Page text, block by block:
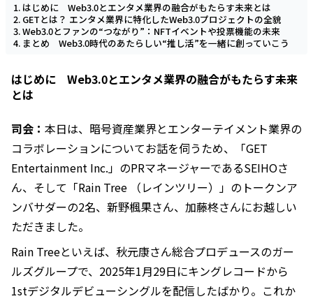
はじめに Web3.0とエンタメ業界の融合がもたらす未来とは
GETとは？ エンタメ業界に特化したWeb3.0プロジェクトの全貌
Web3.0とファンの“つながり”：NFTイベントや投票機能の未来
まとめ Web3.0時代のあたらしい“推し活”を一緒に創っていこう
はじめに Web3.0とエンタメ業界の融合がもたらす未来
とは
司会： 本日は、暗号資産業界とエンターテイメント業界の
コラボレーションについてお話を伺うため、「GET
Entertainment Inc.」のPRマネージャーであるSEIHOさ
ん、そして「Rain Tree （レインツリー）」のトークンア
ンバサダーの2名、新野楓果さん、加藤柊さんにお越しい
ただきました。
Rain Treeといえば、秋元康さん総合プロデュースのガー
ルズグループで、2025年1月29日にキングレコードから
1stデジタルデビューシングルを配信したばかり。これか